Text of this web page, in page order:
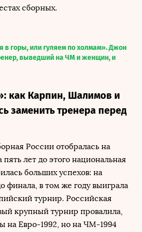
сборных.
в горы, или гуляем по холмам». Джон
выведший на ЧМ и женщин, и
как Карпин, Шалимов и
заменить тренера перед
России отобралась на
лет до этого национальная
больших успехов: на
финала, в том же году выиграла
турнир. Российская
крупный турнир провалила,
на Евро-1992, но на ЧМ-1994